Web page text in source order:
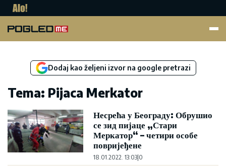
Dodaj kao željeni izvor na google pretrazi
Tema: Pijaca Merkator
Несрећа у Београду: Обрушио
се зид пијаце „Стари
Меркатор“ – четири особе
повријеђене
18.01.2022. 13:03 0